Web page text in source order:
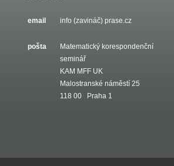
email info (zavináč) prase.cz
pošta
Matematický korespondenční
seminář
KAM MFF UK
Malostranské náměstí 25
118 00 Praha 1